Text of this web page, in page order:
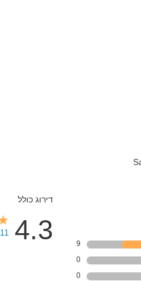
9
0
0
דירוג כולל
4.3 11 ביקורות